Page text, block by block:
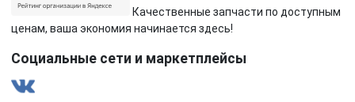
Качественные запчасти по доступным
ценам, ваша экономия начинается здесь!
Социальные сети и маркетплейсы